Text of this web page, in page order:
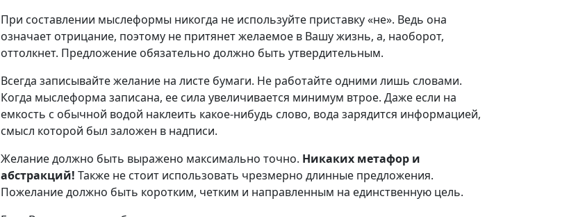
При составлении мыслеформы никогда не используйте приставку «не». Ведь она
означает отрицание, поэтому не притянет желаемое в Вашу жизнь, а, наоборот,
оттолкнет. Предложение обязательно должно быть утвердительным.
Всегда записывайте желание на листе бумаги. Не работайте одними лишь словами.
Когда мыслеформа записана, ее сила увеличивается минимум втрое. Даже если на
емкость с обычной водой наклеить какое-нибудь слово, вода зарядится информацией,
смысл которой был заложен в надписи.
Желание должно быть выражено максимально точно. Никаких метафор и
абстракций! Также не стоит использовать чрезмерно длинные предложения.
Пожелание должно быть коротким, четким и направленным на единственную цель.